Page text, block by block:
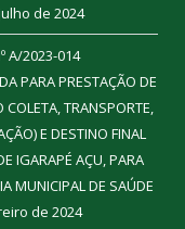
de 2024
A/2023-014
PARA PRESTAÇÃO DE
COLETA, TRANSPORTE,
E DESTINO FINAL
IGARAPÉ AÇU, PARA
MUNICIPAL DE SAÚDE
de 2024